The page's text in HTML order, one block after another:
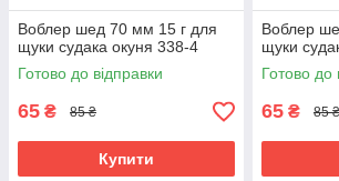
Воблер шед 70 мм 15 г для
щуки судака окуня 338-4
Готово до відправки
65 ₴ 85 ₴
Купити
Воблер
щуки
Готово до
65 ₴ 85 ₴